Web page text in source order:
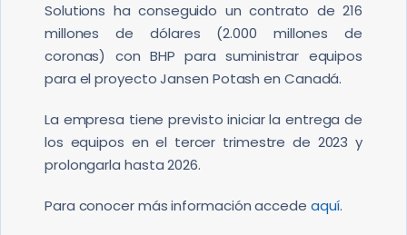
Solutions ha conseguido un contrato de 216
millones de dólares (2.000 millones de
coronas) con BHP para suministrar equipos
para el proyecto Jansen Potash en Canadá.
La empresa tiene previsto iniciar la entrega de
los equipos en el tercer trimestre de 2023 y
prolongarla hasta 2026.
Para conocer más información accede aquí.